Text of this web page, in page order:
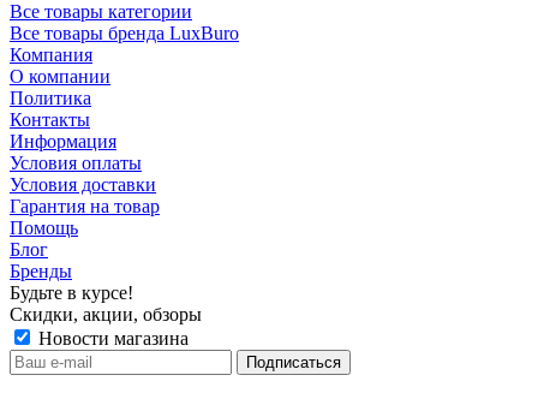
Все товары категории
Все товары бренда LuxBuro
Компания
О компании
Политика
Контакты
Информация
Условия оплаты
Условия доставки
Гарантия на товар
Помощь
Блог
Бренды
Будьте в курсе!
Скидки, акции, обзоры
Новости магазина